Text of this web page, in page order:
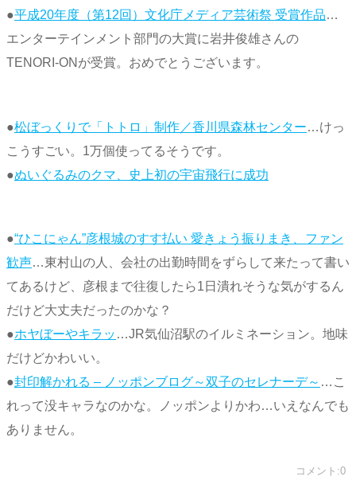
●平成20年度（第12回）文化庁メディア芸術祭 受賞作品…
エンターテインメント部門の大賞に岩井俊雄さんの
TENORI-ONが受賞。おめでとうございます。
●松ぼっくりで「トトロ」制作／香川県森林センター…けっ
こうすごい。1万個使ってるそうです。
●ぬいぐるみのクマ、史上初の宇宙飛行に成功
●“ひこにゃん”彦根城のすす払い 愛きょう振りまき、ファン
歓声…東村山の人、会社の出勤時間をずらして来たって書い
てあるけど、彦根まで往復したら1日潰れそうな気がするん
だけど大丈夫だったのかな？
●ホヤぼーやキラッ …JR気仙沼駅のイルミネーション。地味
だけどかわいい。
●封印解かれる – ノッポンブログ～双子のセレナーデ～ …こ
れって没キャラなのかな。ノッポンよりかわ…いえなんでも
ありません。
コメント:0